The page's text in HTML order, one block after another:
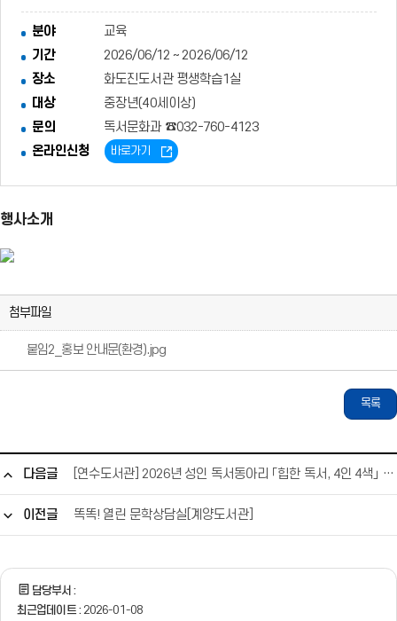
분야
교육
기간
2026/06/12 ~ 2026/06/12
장소
화도진도서관 평생학습1실
대상
중장년(40세이상)
문의
독서문화과 ☎032-760-4123
온라인신청
바로가기
행사소개
첨부파일
붙임2_홍보 안내문(환경).jpg
목록
다음글 [연수도서관] 2026년 성인 독서동아리 「힙한 독서, 4인 4색」 운영 안내
이전글 똑똑! 열린 문학상담실[계양도서관]
담당부서 :
최근업데이트 : 2026-01-08